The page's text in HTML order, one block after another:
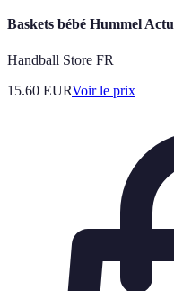
Baskets bébé Hummel
Handball Store FR
15.60 EURVoir le prix